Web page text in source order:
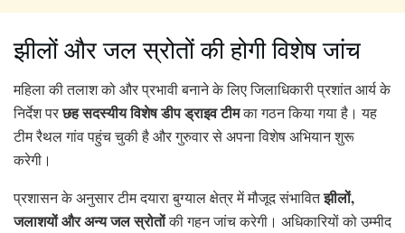
झीलों और जल स्रोतों की होगी विशेष जांच
महिला की तलाश को और प्रभावी बनाने के लिए जिलाधिकारी प्रशांत आर्य के
निर्देश परछह सदस्यीय विशेष डीप ड्राइव टीमका गठन किया गया है। यह
टीम रैथल गांव पहुंच चुकी है और गुरुवार से अपना विशेष अभियान शुरू
करेगी।
प्रशासन के अनुसार टीम दयारा बुग्याल क्षेत्र में मौजूद संभावितझीलों,
जलाशयों और अन्य जल स्रोतोंकी गहन जांच करेगी। अधिकारियों को उम्मीद